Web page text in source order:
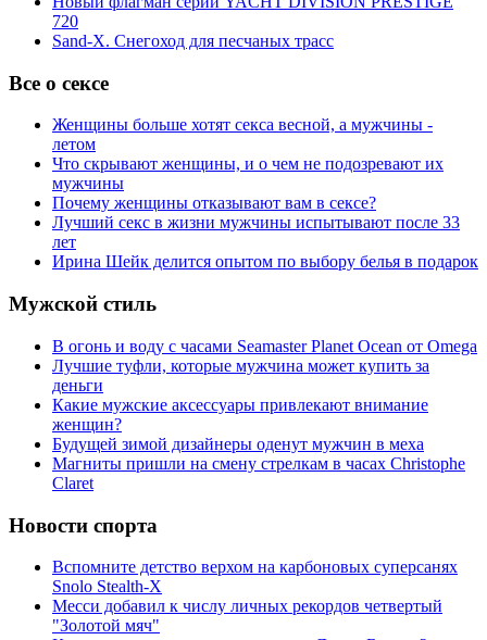
720
Sand-X. Снегоход для песчаных трасс
Все о сексе
Женщины больше хотят секса весной, а мужчины -
летом
Что скрывают женщины, и о чем не подозревают их
мужчины
Почему женщины отказывают вам в сексе?
Лучший секс в жизни мужчины испытывают после 33
лет
Ирина Шейк делится опытом по выбору белья в подарок
Мужской стиль
В огонь и воду с часами Seamaster Planet Ocean от Omega
Лучшие туфли, которые мужчина может купить за
деньги
Какие мужские аксессуары привлекают внимание
женщин?
Будущей зимой дизайнеры оденут мужчин в меха
Магниты пришли на смену стрелкам в часах Christophe
Claret
Новости спорта
Вспомните детство верхом на карбоновых суперсанях
Snolo Stealth-X
Месси добавил к числу личных рекордов четвертый
"Золотой мяч"